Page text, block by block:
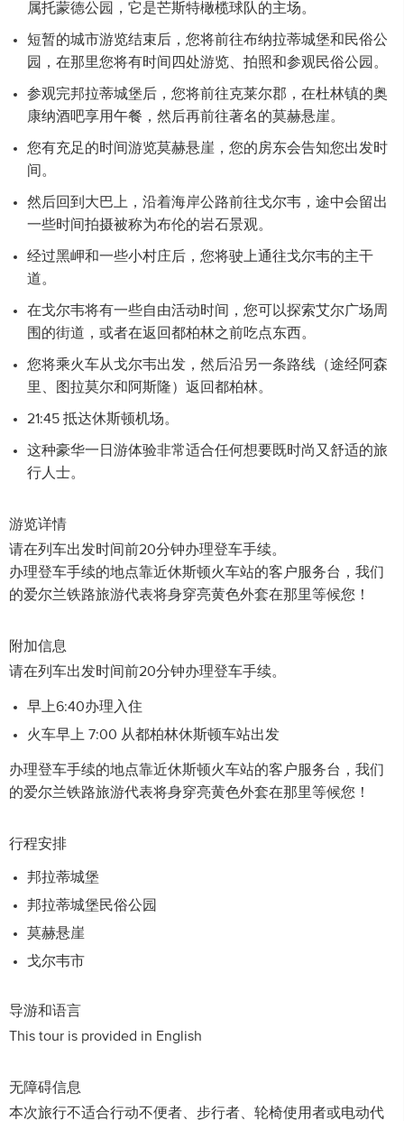
属托蒙德公园，它是芒斯特橄榄球队的主场。
短暂的城市游览结束后，您将前往布纳拉蒂城堡和民俗公
园，在那里您将有时间四处游览、拍照和参观民俗公园。
参观完邦拉蒂城堡后，您将前往克莱尔郡，在杜林镇的奥
康纳酒吧享用午餐，然后再前往著名的莫赫悬崖。
您有充足的时间游览莫赫悬崖，您的房东会告知您出发时
间。
然后回到大巴上，沿着海岸公路前往戈尔韦，途中会留出
一些时间拍摄被称为布伦的岩石景观。
经过黑岬和一些小村庄后，您将驶上通往戈尔韦的主干
道。
在戈尔韦将有一些自由活动时间，您可以探索艾尔广场周
围的街道，或者在返回都柏林之前吃点东西。
您将乘火车从戈尔韦出发，然后沿另一条路线（途经阿森
里、图拉莫尔和阿斯隆）返回都柏林。
21:45 抵达休斯顿机场。
这种豪华一日游体验非常适合任何想要既时尚又舒适的旅
行人士。
游览详情
请在列车出发时间前20分钟办理登车手续。
办理登车手续的地点靠近休斯顿火车站的客户服务台，我们
的爱尔兰铁路旅游代表将身穿亮黄色外套在那里等候您！
附加信息
请在列车出发时间前20分钟办理登车手续。
早上6:40办理入住
火车早上 7:00 从都柏林休斯顿车站出发
办理登车手续的地点靠近休斯顿火车站的客户服务台，我们
的爱尔兰铁路旅游代表将身穿亮黄色外套在那里等候您！
行程安排
邦拉蒂城堡
邦拉蒂城堡民俗公园
莫赫悬崖
戈尔韦市
导游和语言
This tour is provided in English
无障碍信息
本次旅行不适合行动不便者、步行者、轮椅使用者或电动代